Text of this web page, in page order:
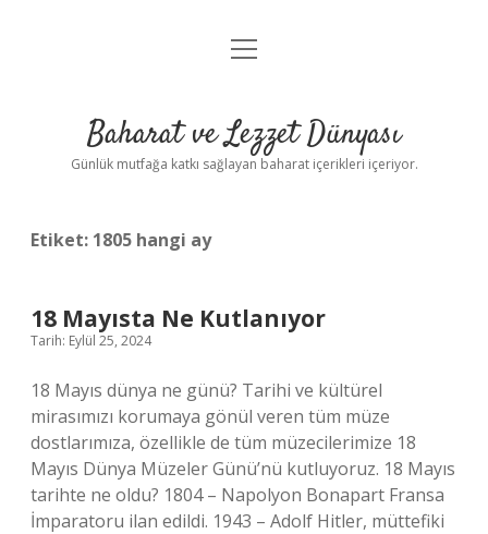
Anasayfa
Yasal Uyarı
menüyü
Baharat ve Lezzet Dünyası
Günlük mutfağa katkı sağlayan baharat içerikleri içeriyor.
Etiket: 1805 hangi ay
18 Mayısta Ne Kutlanıyor
Tarih: Eylül 25, 2024
18 Mayıs dünya ne günü? Tarihi ve kültürel
mirasımızı korumaya gönül veren tüm müze
dostlarımıza, özellikle de tüm müzecilerimize 18
Mayıs Dünya Müzeler Günü’nü kutluyoruz. 18 Mayıs
tarihte ne oldu? 1804 – Napolyon Bonapart Fransa
İmparatoru ilan edildi. 1943 – Adolf Hitler, müttefiki